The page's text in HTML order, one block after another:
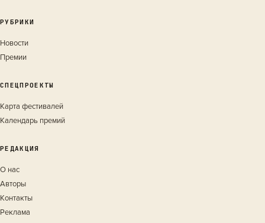
РУБРИКИ
Новости
Премии
СПЕЦПРОЕКТЫ
Карта фестивалей
Календарь премий
РЕДАКЦИЯ
О нас
Авторы
Контакты
Реклама